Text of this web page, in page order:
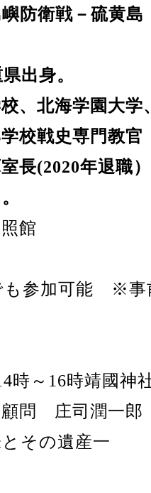
嶼防衛戦－硫黄
出身。
、北海学園大
校戦史専門教官
長(2020年退職
館
も参加可能 ※事
～16時靖國神
顧問 庄司潤一郎
その遺産一